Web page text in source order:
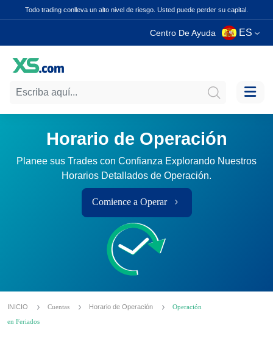
Todo trading conlleva un alto nivel de riesgo. Usted puede perder su capital.
Centro De Ayuda ES
Horario de Operación
Planee sus Trades con Confianza Explorando Nuestros
Horarios Detallados de Operación.
Comience a Operar
INICIO Cuentas Horario de Operación
Operación
en Feriados